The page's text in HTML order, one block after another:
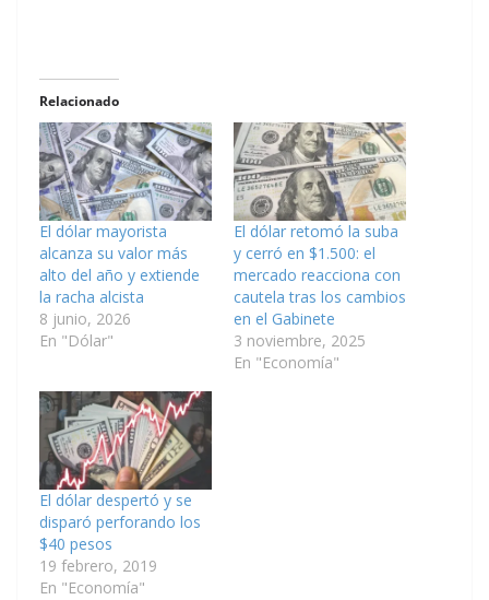
Relacionado
El dólar mayorista
alcanza su valor más
alto del año y extiende
la racha alcista
8 junio, 2026
En "Dólar"
El dólar retomó la suba
y cerró en $1.500: el
mercado reacciona con
cautela tras los cambios
en el Gabinete
3 noviembre, 2025
En "Economía"
El dólar despertó y se
disparó perforando los
$40 pesos
19 febrero, 2019
En "Economía"